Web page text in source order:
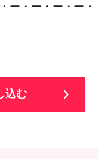
ー・ー・ー・ー・
込む